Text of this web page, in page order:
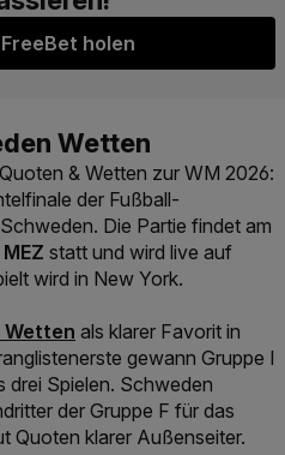
holen
& Wetten zur WM 2026:
der Fußball-
Die Partie findet am
statt und wird live auf
wird in New York.
der zu https://
Wetten als klarer Favorit in
gewann Gruppe I
drei Spielen. Schweden
der Gruppe F für das
Quoten klarer Außenseiter.